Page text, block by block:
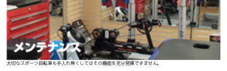
大切なスポーツ自転車も手入れ無くしてはその機能を充分発揮できません。